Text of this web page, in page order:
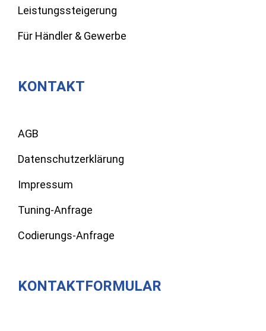
Leistungssteigerung
Für Händler & Gewerbe
KONTAKT
AGB
Datenschutzerklärung
Impressum
Tuning-Anfrage
Codierungs-Anfrage
KONTAKTFORMULAR